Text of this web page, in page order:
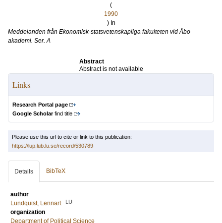
(
1990
) In
Meddelanden från Ekonomisk-statsvetenskapliga fakulteten vid Åbo
akademi. Ser. A
Abstract
Abstract is not available
Links
Research Portal page
Google Scholarfind title
Please use this url to cite or link to this publication:
https://lup.lub.lu.se/record/530789
Details BibTeX
author
Lundquist, Lennart
LU
organization
Department of Political Science